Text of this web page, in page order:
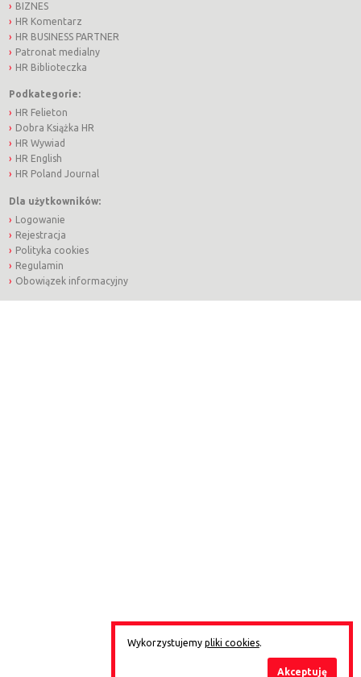
BIZNES
HR Komentarz
HR BUSINESS PARTNER
Patronat medialny
HR Biblioteczka
Podkategorie:
HR Felieton
Dobra Książka HR
HR Wywiad
HR English
HR Poland Journal
Dla użytkowników:
Logowanie
Rejestracja
Polityka cookies
Regulamin
Obowiązek informacyjny
Wykorzystujemy pliki cookies.
Akceptuję